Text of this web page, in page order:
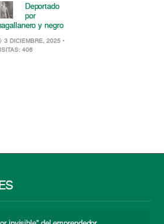
Deportado
por
y negro
3 DICIEMBRE, 2025 •
406